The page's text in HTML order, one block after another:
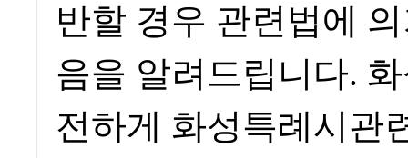
반할 경우 관련법에
음을 알려드립니다.
전하게 화성특례시관